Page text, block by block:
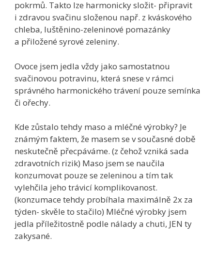
pokrmů. Takto lze harmonicky složit- připravit
i zdravou svačinu složenou např. z kváskového
chleba, luštěnino-zeleninové pomazánky
a přiložené syrové zeleniny.
Ovoce jsem jedla vždy jako samostatnou
svačinovou potravinu, která snese v rámci
správného harmonického trávení pouze semínka
či ořechy.
Kde zůstalo tehdy maso a mléčné výrobky? Je
známým faktem, že masem se v současné době
neskutečně přecpáváme. (z čehož vzniká sada
zdravotních rizik) Maso jsem se naučila
konzumovat pouze se zeleninou a tím tak
vylehčila jeho trávicí komplikovanost.
(konzumace tehdy probíhala maximálně 2x za
týden- skvěle to stačilo) Mléčné výrobky jsem
jedla příležitostně podle nálady a chuti, JEN ty
zakysané.